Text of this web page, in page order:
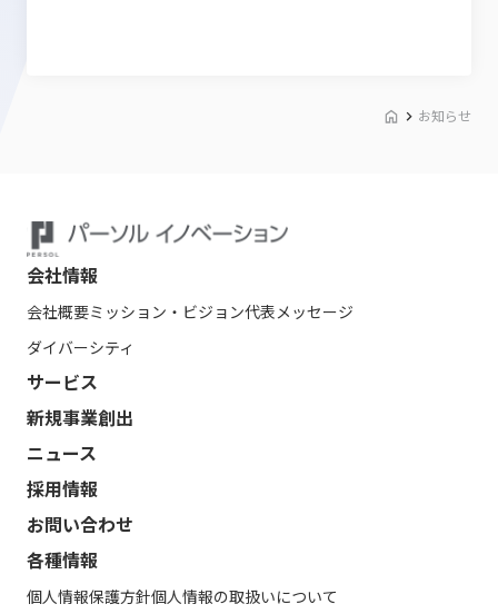
お知らせ
会社情報
会社概要ミッション・ビジョン代表メッセージ
ダイバーシティ
サービス
新規事業創出
ニュース
採用情報
お問い合わせ
各種情報
個人情報保護方針個人情報の取扱いについて